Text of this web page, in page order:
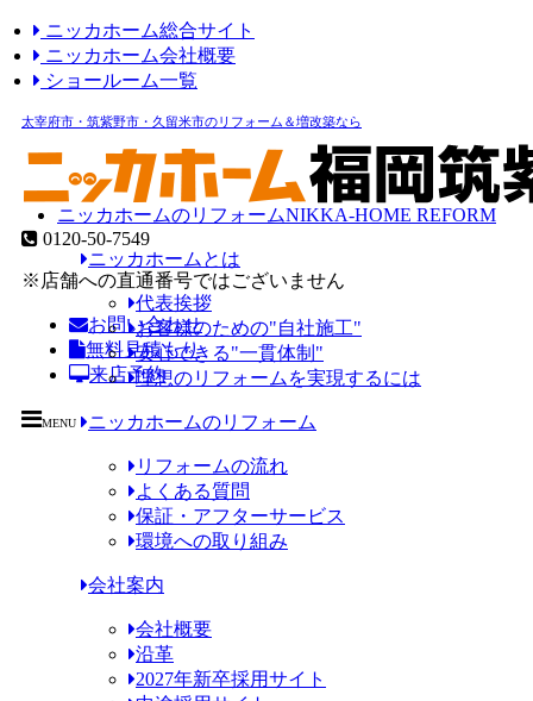
ニッカホーム総合サイト
ニッカホーム会社概要
ショールーム一覧
太宰府市・筑紫野市・久留米市のリフォーム＆増改築なら
0120-50-7549
※店舗への直通番号ではございません
お問い合わせ
無料見積もり
来店予約
MENU
ニッカホームのリフォームNIKKA-HOME REFORM
ニッカホームとは
代表挨拶
お客様のための"自社施工"
安心できる"一貫体制"
理想のリフォームを実現するには
ニッカホームのリフォーム
リフォームの流れ
よくある質問
保証・アフターサービス
環境への取り組み
会社案内
会社概要
沿革
2027年新卒採用サイト